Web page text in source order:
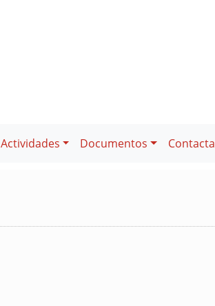
Actividades Documentos Contacta